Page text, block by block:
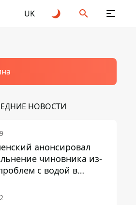
UK
НОВОСТИ
анонсировал
чиновника из-
с водой в